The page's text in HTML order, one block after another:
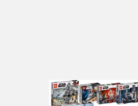
DERNIERS
ARTICLES